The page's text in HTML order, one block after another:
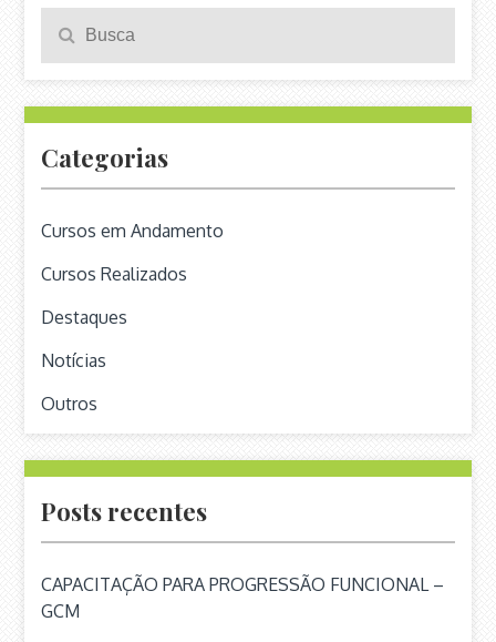
para:
Search
Categorias
Cursos em Andamento
Cursos Realizados
Destaques
Notícias
Outros
Posts recentes
CAPACITAÇÃO PARA PROGRESSÃO FUNCIONAL –
GCM